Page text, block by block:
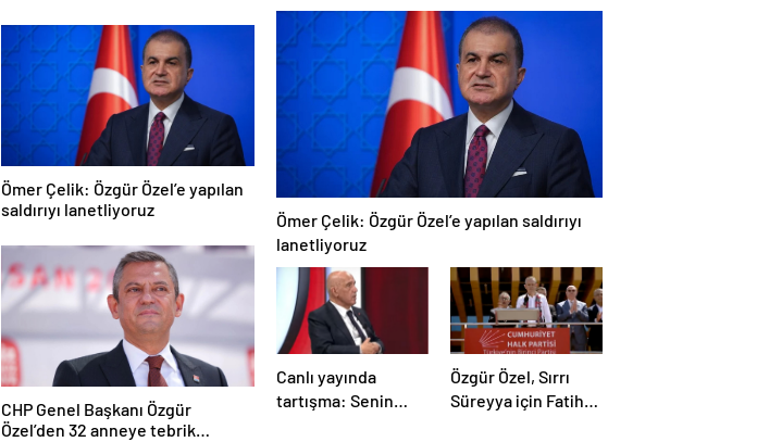
Ömer Çelik: Özgür Özel’e yapılan
saldırıyı lanetliyoruz
CHP Genel Başkanı Özgür
Özel’den 32 anneye tebrik
Özgür Özel’e
yumruklu saldırıyı
kınadı
saldırıyı
lanetliyorum
Ömer Çelik: Özgür Özel’e yapılan saldırıyı
lanetliyoruz
Canlı yayında
tartışma: Senin
Özgür Özel, Sırrı
Süreyya için Fatiha